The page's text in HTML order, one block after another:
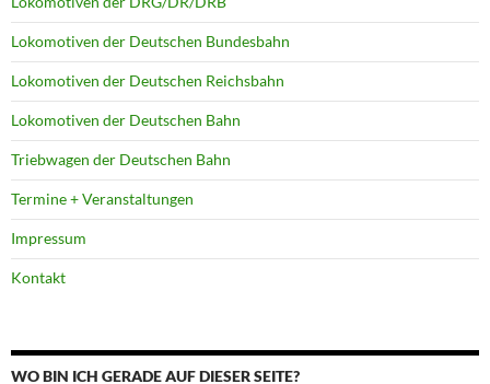
Lokomotiven der Deutschen Bundesbahn
Lokomotiven der Deutschen Reichsbahn
Lokomotiven der Deutschen Bahn
Triebwagen der Deutschen Bahn
Termine + Veranstaltungen
Impressum
Kontakt
WO BIN ICH GERADE AUF DIESER SEITE?